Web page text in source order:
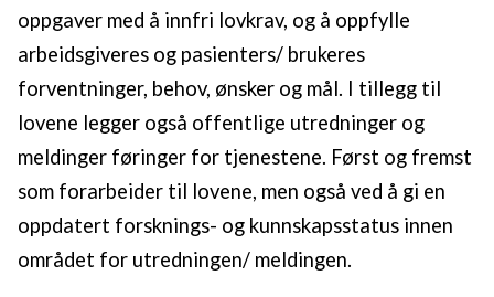
oppgaver med å innfri lovkrav, og å oppfylle
arbeidsgiveres og pasienters/ brukeres
forventninger, behov, ønsker og mål. I tillegg til
lovene legger også offentlige utredninger og
meldinger føringer for tjenestene. Først og fremst
som forarbeider til lovene, men også ved å gi en
oppdatert forsknings- og kunnskapsstatus innen
området for utredningen/ meldingen.